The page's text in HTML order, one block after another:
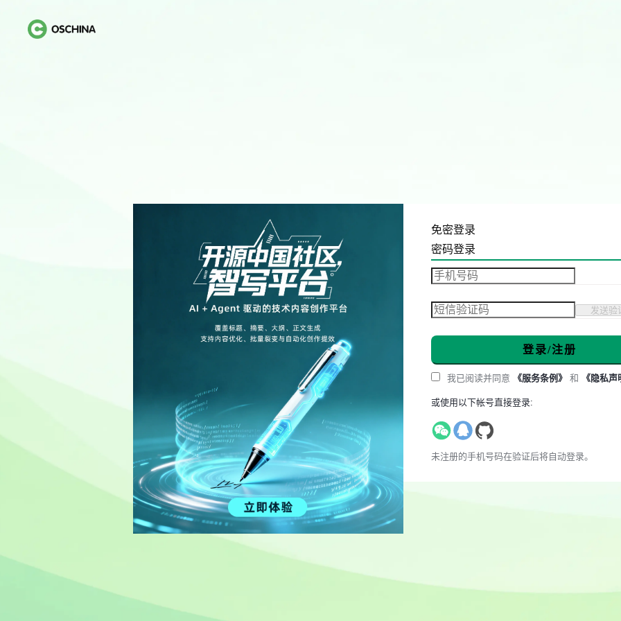
免密登录
密码登录
发送验
登录/注册
我已阅读并同意 《服务条例》 和 《隐私声
或使用以下帐号直接登录:
未注册的手机号码在验证后将自动登录。